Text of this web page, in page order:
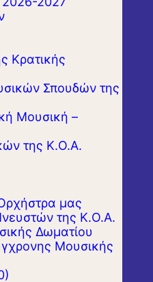
Κρατικής
Σπουδών της
Μουσική –
της Κ.Ο.Α.
μας
της Κ.Ο.Α.
Δωματίου
Μουσικής